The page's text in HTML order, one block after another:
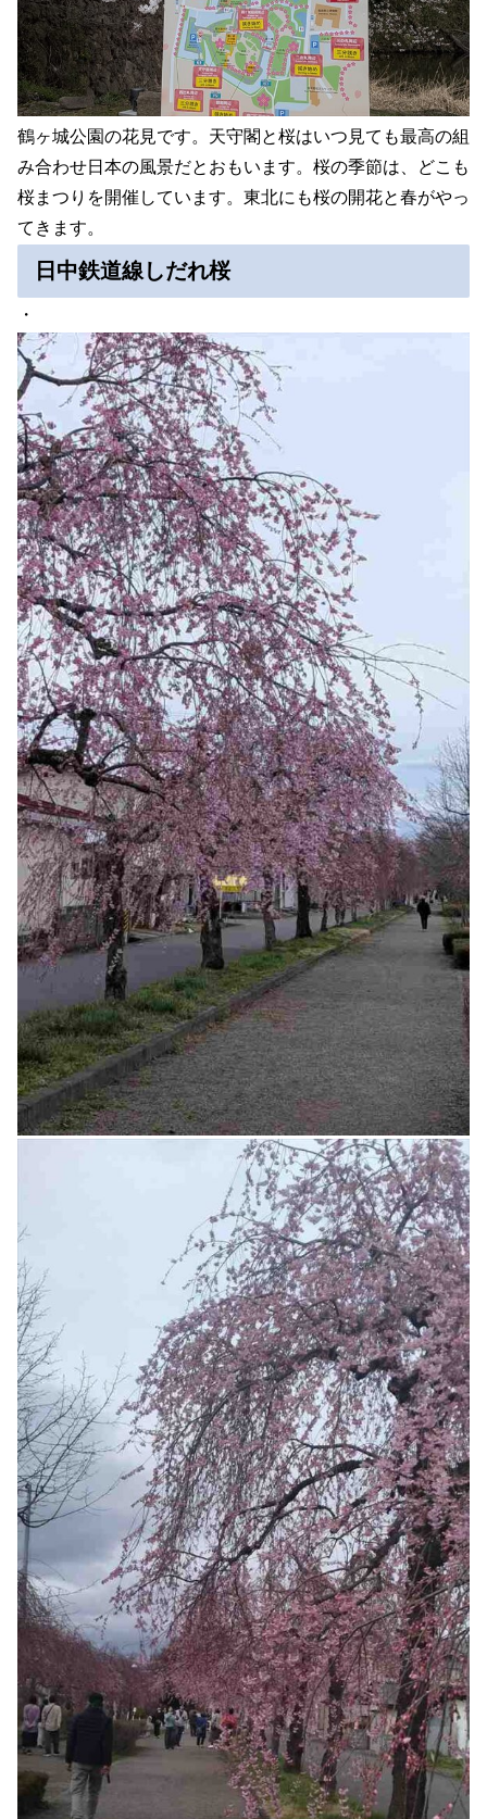
鶴ヶ城公園の花見です。天守閣と桜はいつ見ても最高の組
み合わせ日本の風景だとおもいます。桜の季節は、どこも
桜まつりを開催しています。東北にも桜の開花と春がやっ
てきます。
日中鉄道線しだれ桜
・